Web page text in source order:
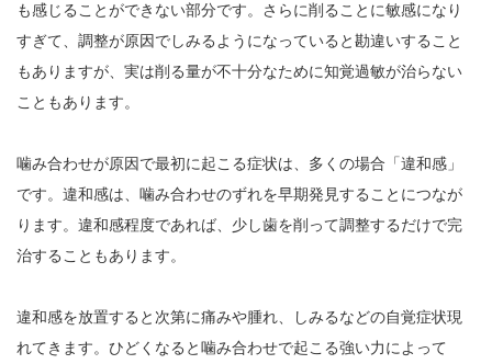
も感じることができない部分です。さらに削ることに敏感になり
すぎて、調整が原因でしみるようになっていると勘違いすること
もありますが、実は削る量が不十分なために知覚過敏が治らない
こともあります。
噛み合わせが原因で最初に起こる症状は、多くの場合「違和感」
です。違和感は、噛み合わせのずれを早期発見することにつなが
ります。違和感程度であれば、少し歯を削って調整するだけで完
治することもあります。
違和感を放置すると次第に痛みや腫れ、しみるなどの自覚症状現
れてきます。ひどくなると噛み合わせで起こる強い力によって